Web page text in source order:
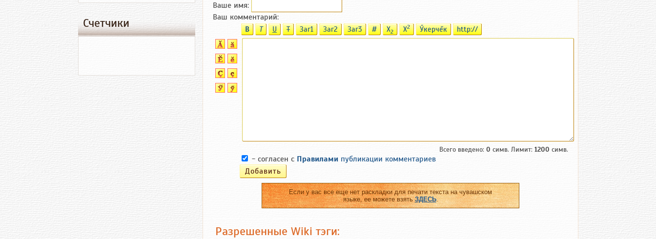
Ваше имя:
Ваш комментарий:
B T U T Заг1 Заг2 Заг3 # X2 X2 Ӳкерчĕк http://
Всего введено: 0 симв. Лимит: 1200 симв.
- согласен с Правилами публикации комментариев
Если у вас все еще нет раскладки для печати текста на чувашском
языке, ее можете взятьЗДЕСЬ.
Разрешенные Wiki тэги:
Счетчики